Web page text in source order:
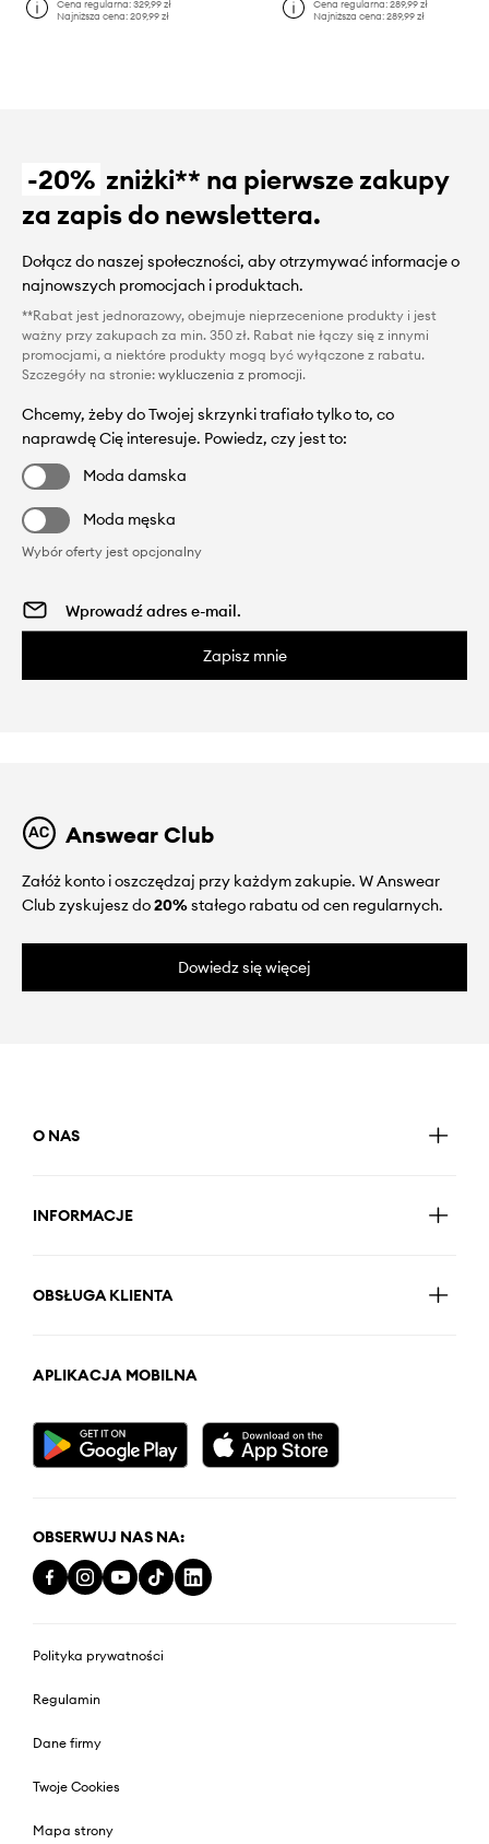
Cena regularna:329,99 zł
Najniższa cena:209,99 zł
Cena regularna: 289,99 zł
Najniższa cena: 289,99 zł
-20% zniżki** na pierwsze zakupy
za zapis do newslettera.
Dołącz do naszej społeczności, aby otrzymywać informacje o
najnowszych promocjach i produktach.
**Rabat jest jednorazowy, obejmuje nieprzecenione produkty i jest
ważny przy zakupach za min. 350 zł. Rabat nie łączy się z innymi
promocjami, a niektóre produkty mogą być wyłączone z rabatu.
Szczegóły na stronie: wykluczenia z promocji.
Chcemy, żeby do Twojej skrzynki trafiało tylko to, co
naprawdę Cię interesuje. Powiedz, czy jest to:
Moda damska
Moda męska
Wybór oferty jest opcjonalny
Zapisz mnie
Answear Club
Załóż konto i oszczędzaj przy każdym zakupie. W Answear
Club zyskujesz do20%stałego rabatu od cen regularnych.
Dowiedz się więcej
O NAS
INFORMACJE
OBSŁUGA KLIENTA
APLIKACJA MOBILNA
OBSERWUJ NAS NA:
Polityka prywatności
Regulamin
Dane firmy
Twoje Cookies
Mapa strony